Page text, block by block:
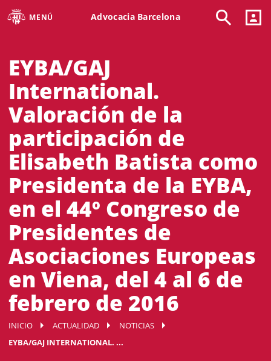
MENÚ Advocacia Barcelona
EYBA/GAJ
International.
Valoración de la
participación de
Elisabeth Batista como
Presidenta de la EYBA,
en el 44º Congreso de
Presidentes de
Asociaciones Europeas
en Viena, del 4 al 6 de
febrero de 2016
INICIO ACTUALIDAD
NOTICIAS
EYBA/GAJ INTERNATIONAL. ...